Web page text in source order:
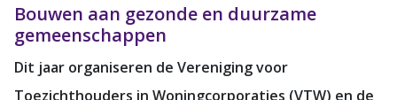
Bouwen aan gezonde en duurzame
gemeenschappen
Dit jaar organiseren de Vereniging voor
Toezichthouders in Woningcorporaties (VTW) en de